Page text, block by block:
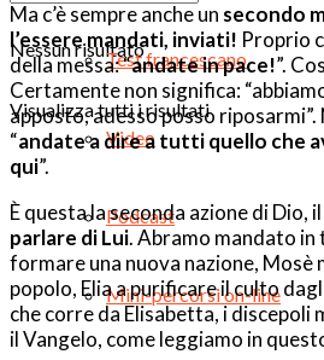
Nessun risultato
Visualizza tutti i risultati
Test francescano
Video
Podcast
Mini-percorsi on-line
Ma c’è sempre anche un secondo
l’essere mandati, inviati! Proprio
della messa: “andate in pace!”.
Certamente non significa:
apposto, adesso posso riposarmi”.
“andate a dire a tutti quello che
qui”.
È questa la seconda azione di Dio, il
parlare di Lui. Abramo mandato
formare una nuova nazione, Mosè
popolo, Elia a purificare il culto
che corre da Elisabetta, i discepoli
il Vangelo, come leggiamo in